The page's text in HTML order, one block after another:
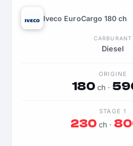
Iveco EuroCargo 180 ch
CARBURANT
Diesel
ORIGINE
180 ch ·
STAGE 1
230 ch ·